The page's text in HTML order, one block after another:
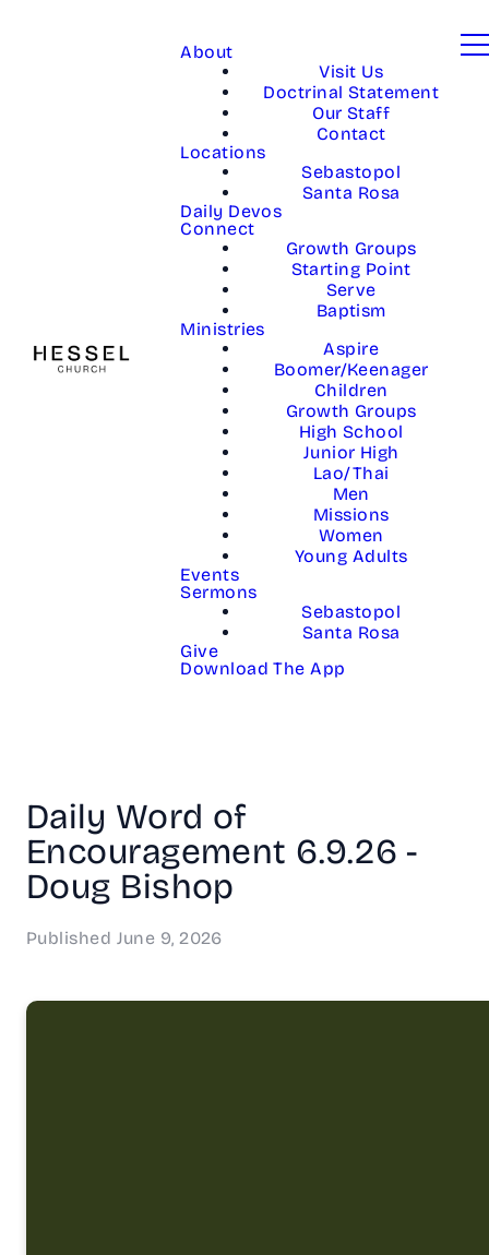
About
Visit Us
Doctrinal Statement
Our Staff
Contact
Locations
Sebastopol
Santa Rosa
Daily Devos
Connect
Growth Groups
Starting Point
Serve
Baptism
Ministries
Aspire
Boomer/Keenager
Children
Growth Groups
High School
Junior High
Lao/Thai
Men
Missions
Women
Young Adults
Events
Sermons
Sebastopol
Santa Rosa
Give
Download The App
Daily Word of
Encouragement 6.9.26 -
Doug Bishop
Published June 9, 2026